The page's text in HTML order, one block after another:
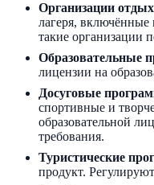
Организации
лагеря, включённые
такие организации
Образовательные
лицензии на
Досуговые
спортивные и
образовательной
требования.
Туристические
продукт.